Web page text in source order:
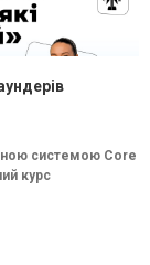
системою Core
курс